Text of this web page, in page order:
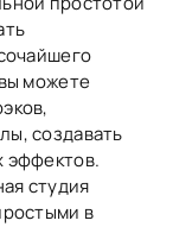
можете
создавать
эффектов.
студия
в